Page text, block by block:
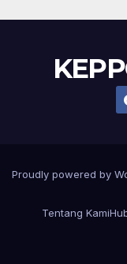
Proudly powered by
Tentang Kami